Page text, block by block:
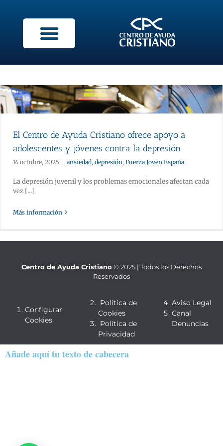
El Centro de Ayuda Cristiano ofrece apoyo a
adolescentes y jóvenes contra la depresión
14 octubre, 2025 ansiedad, depresión, Fuerza Joven España
La depresión juvenil y los problemas emocionales afectan cada
vez [...]
Más información
Centro de Ayuda Cristiano © 2025 | Todos los Derechos
Reservados
Configurar
Cookies
Política de
Cookies
Política de
Privacidad
Aviso Legal
Canal
Denuncias
Añade aquí tu texto de cabecera